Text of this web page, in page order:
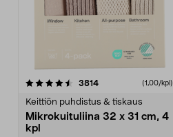
3814arvostelut (1,00/kpl)
Keittiön puhdistus & tiskaus
Mikrokuituliina 32 x 31 cm, 4
kpl
4.5viidestä